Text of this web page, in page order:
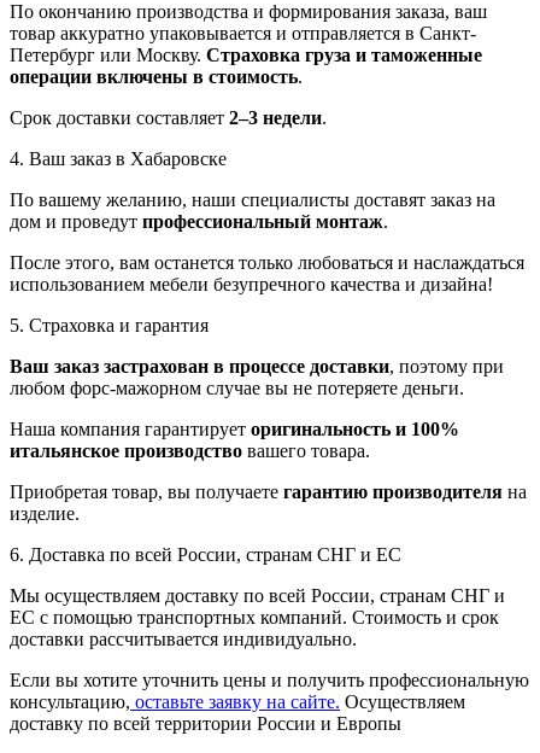
По окончанию производства и формирования заказа, ваш
товар аккуратно упаковывается и отправляется в Санкт-
Петербург или Москву. Страховка груза и таможенные
операции включены в стоимость.
Срок доставки составляет 2–3 недели.
4. Ваш заказ в Хабаровске
По вашему желанию, наши специалисты доставят заказ на
дом и проведут профессиональный монтаж.
После этого, вам останется только любоваться и наслаждаться
использованием мебели безупречного качества и дизайна!
5. Страховка и гарантия
Ваш заказ застрахован в процессе доставки, поэтому при
любом форс-мажорном случае вы не потеряете деньги.
Наша компания гарантирует оригинальность и 100%
итальянское производство вашего товара.
Приобретая товар, вы получаете гарантию производителя на
изделие.
6. Доставка по всей России, странам СНГ и ЕС
Мы осуществляем доставку по всей России, странам СНГ и
ЕС с помощью транспортных компаний. Стоимость и срок
доставки рассчитывается индивидуально.
Если вы хотите уточнить цены и получить профессиональную
консультацию, оставьте заявку на сайте. Осуществляем
доставку по всей территории России и Европы